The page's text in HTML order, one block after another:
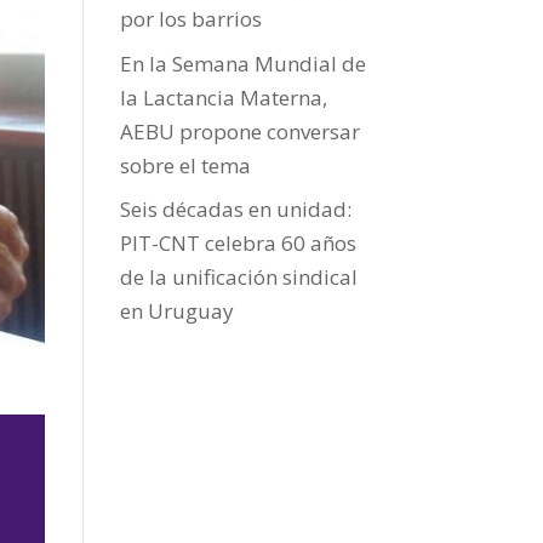
por los barrios
En la Semana Mundial de
la Lactancia Materna,
AEBU propone conversar
sobre el tema
Seis décadas en unidad:
PIT-CNT celebra 60 años
de la unificación sindical
en Uruguay